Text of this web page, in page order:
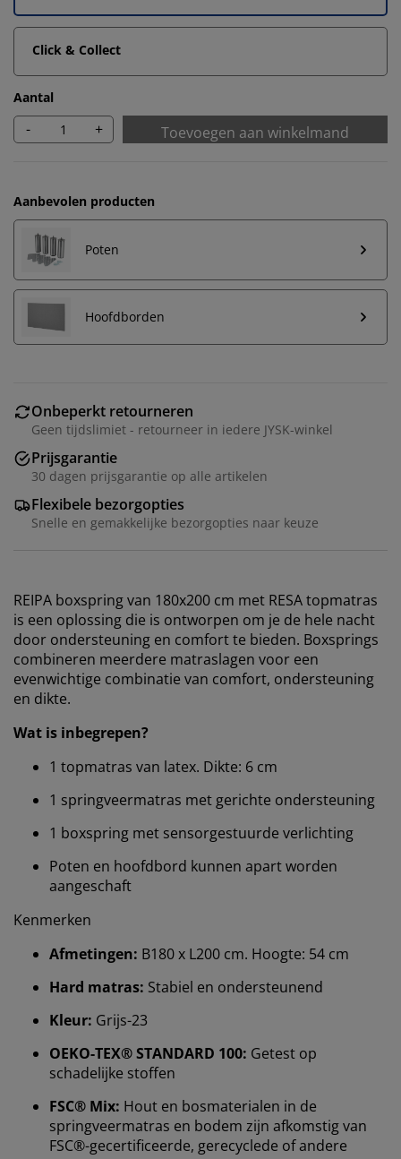
Click & Collect
Aantal
- + Toevoegen aan winkelmand
Aanbevolen producten
Poten
Hoofdborden
Onbeperkt retourneren
Geen tijdslimiet - retourneer in iedere JYSK-winkel
Prijsgarantie
30 dagen prijsgarantie op alle artikelen
Flexibele bezorgopties
Snelle en gemakkelijke bezorgopties naar keuze
REIPA boxspring van 180x200 cm met RESA topmatras
is een oplossing die is ontworpen om je de hele nacht
door ondersteuning en comfort te bieden. Boxsprings
combineren meerdere matraslagen voor een
evenwichtige combinatie van comfort, ondersteuning
en dikte.
Wat is inbegrepen?
1 topmatras van latex. Dikte: 6 cm
1 springveermatras met gerichte ondersteuning
1 boxspring met sensorgestuurde verlichting
Poten en hoofdbord kunnen apart worden
aangeschaft
Kenmerken
Afmetingen: B180 x L200 cm. Hoogte: 54 cm
Hard matras: Stabiel en ondersteunend
Kleur: Grijs-23
OEKO-TEX® STANDARD 100: Getest op
schadelijke stoffen
FSC® Mix: Hout en bosmaterialen in de
springveermatras en bodem zijn afkomstig van
FSC®-gecertificeerde, gerecyclede of andere
Wij personaliseren jouw ervaring
Bij JYSK gebruiken we cookies en mobiele